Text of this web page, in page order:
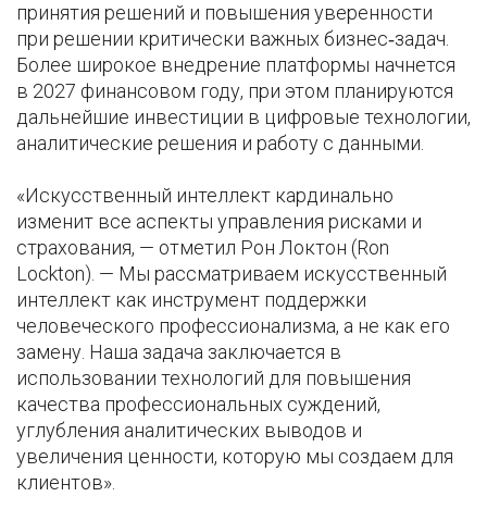
принятия решений и повышения уверенности
при решении критически важных бизнес‑задач.
Более широкое внедрение платформы начнется
в 2027 финансовом году, при этом планируются
дальнейшие инвестиции в цифровые технологии,
аналитические решения и работу с данными.
«Искусственный интеллект кардинально
изменит все аспекты управления рисками и
страхования, — отметил Рон Локтон (Ron
Lockton). — Мы рассматриваем искусственный
интеллект как инструмент поддержки
человеческого профессионализма, а не как его
замену. Наша задача заключается в
использовании технологий для повышения
качества профессиональных суждений,
углубления аналитических выводов и
увеличения ценности, которую мы создаем для
клиентов».